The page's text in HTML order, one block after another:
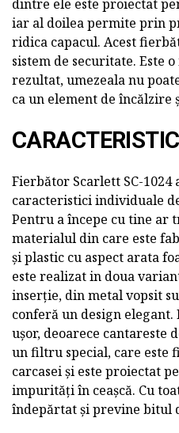
dintre ele este proiectat
iar al doilea permite prin
ridica capacul. Acest
sistem de securitate. Este
rezultat, umezeala nu
ca un element de încălzire
Fierbător Scarlett SC-1024
caracteristici individuale
Pentru a începe cu tine ar
materialul din care este
și plastic cu aspect arata
este realizat in doua
inserție, din metal vopsit
conferă un design elegant.
ușor, deoarece cantareste
un filtru special, care este
carcasei și este proiectat
impurități în ceașcă. Cu
îndepărtat și previne bitul